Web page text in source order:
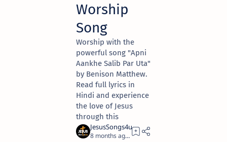
Worship
Song
Worship with the
powerful song "Apni
Aankhe Salib Par Uta"
by Benison Matthew.
Read full lyrics in
Hindi and experience
the love of Jesus
through this
8 months ago 7